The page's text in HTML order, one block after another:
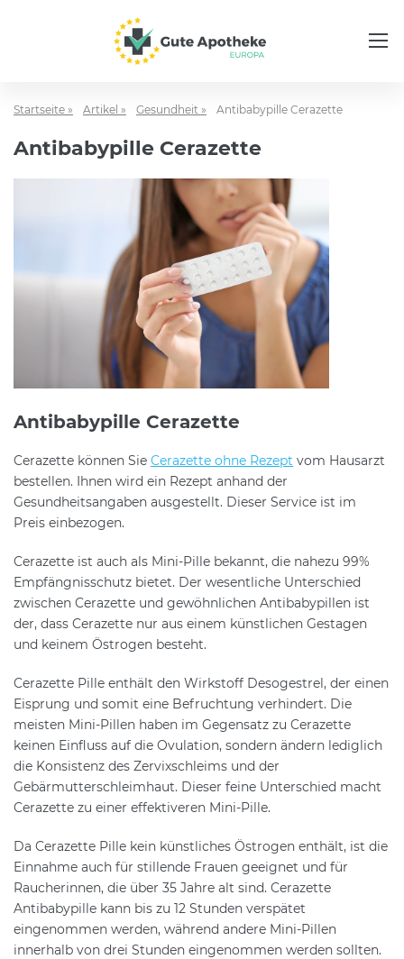
Startseite » Artikel » Gesundheit » Antibabypille Cerazette
Antibabypille Cerazette
Antibabypille Cerazette
Cerazette können Sie Cerazette ohne Rezept vom Hausarzt
bestellen. Ihnen wird ein Rezept anhand der
Gesundheitsangaben ausgestellt. Dieser Service ist im
Preis einbezogen.
Cerazette ist auch als Mini-Pille bekannt, die nahezu 99%
Empfängnisschutz bietet. Der wesentliche Unterschied
zwischen Cerazette und gewöhnlichen Antibabypillen ist
der, dass Cerazette nur aus einem künstlichen Gestagen
und keinem Östrogen besteht.
Cerazette Pille enthält den Wirkstoff Desogestrel, der einen
Eisprung und somit eine Befruchtung verhindert. Die
meisten Mini-Pillen haben im Gegensatz zu Cerazette
keinen Einfluss auf die Ovulation, sondern ändern lediglich
die Konsistenz des Zervixschleims und der
Gebärmutterschleimhaut. Dieser feine Unterschied macht
Cerazette zu einer effektiveren Mini-Pille.
Da Cerazette Pille kein künstliches Östrogen enthält, ist die
Einnahme auch für stillende Frauen geeignet und für
Raucherinnen, die über 35 Jahre alt sind. Cerazette
Antibabypille kann bis zu 12 Stunden verspätet
eingenommen werden, während andere Mini-Pillen
innerhalb von drei Stunden eingenommen werden sollten.